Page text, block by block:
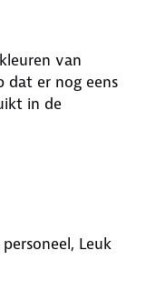
van
dat er nog eens
in de
Leuk